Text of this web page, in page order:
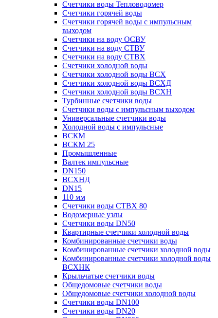
Счетчики воды Тепловодомер
Счетчики горячей воды
Счетчики горячей воды с импульсным
выходом
Счетчики на воду ОСВУ
Счетчики на воду СТВУ
Счетчики на воду СТВХ
Счетчики холодной воды
Счетчики холодной воды ВСХ
Счетчики холодной воды ВСХД
Счетчики холодной воды ВСХН
Турбинные счетчики воды
Счетчики воды с импульсным выходом
Универсальные счетчики воды
Холодной воды с импульсные
ВСКМ
ВСКМ 25
Промышленные
Валтек импульсные
DN150
ВСХНД
DN15
110 мм
Счетчики воды СТВХ 80
Водомерные узлы
Счетчики воды DN50
Квартирные счетчики холодной воды
Комбинированные счетчики воды
Комбинированные счетчики холодной воды
Комбинированные счетчики холодной воды
ВСХНК
Крыльчатые счетчики воды
Общедомовые счетчики воды
Общедомовые счетчики холодной воды
Счетчики воды DN100
Счетчики воды DN20